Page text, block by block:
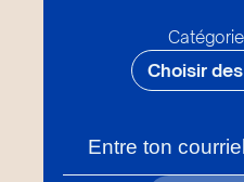
Choisir